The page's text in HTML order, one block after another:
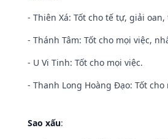
- Thiên Xá: Tốt cho tế tự, giải
- Thánh Tâm: Tốt cho mọi việc,
- U Vi Tinh: Tốt cho mọi việc.
- Thanh Long Hoàng Đạo: Tốt cho
Sao xấu: